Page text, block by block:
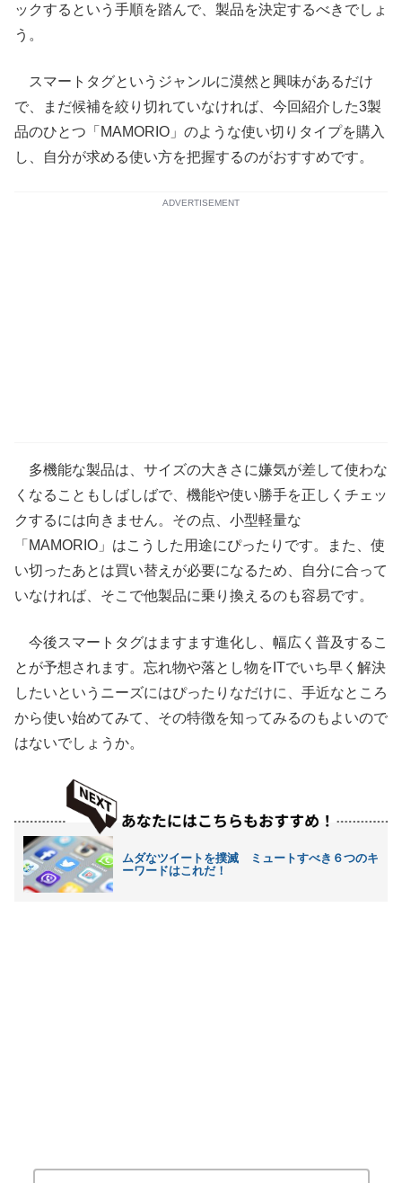
ックするという手順を踏んで、製品を決定するべきでしょ
う。
スマートタグというジャンルに漠然と興味があるだけ
で、まだ候補を絞り切れていなければ、今回紹介した3製
品のひとつ「MAMORIO」のような使い切りタイプを購入
し、自分が求める使い方を把握するのがおすすめです。
ADVERTISEMENT
多機能な製品は、サイズの大きさに嫌気が差して使わな
くなることもしばしばで、機能や使い勝手を正しくチェッ
クするには向きません。その点、小型軽量な
「MAMORIO」はこうした用途にぴったりです。また、使
い切ったあとは買い替えが必要になるため、自分に合って
いなければ、そこで他製品に乗り換えるのも容易です。
今後スマートタグはますます進化し、幅広く普及するこ
とが予想されます。忘れ物や落とし物をITでいち早く解決
したいというニーズにはぴったりなだけに、手近なところ
から使い始めてみて、その特徴を知ってみるのもよいので
はないでしょうか。
ムダなツイートを撲滅 ミュートすべき６つのキ
ーワードはこれだ！